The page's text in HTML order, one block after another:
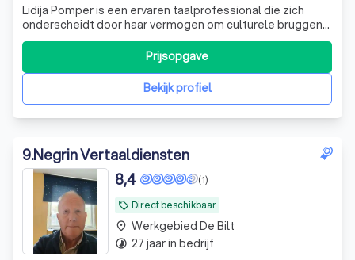
Lidija Pomper is een ervaren taalprofessional die zich
onderscheidt door haar vermogen om culturele bruggen
te slaan. Vanuit haar woonplaats Utrecht werkt ze in heel
Nederland en daarbuiten, en biedt ze een breed scala aan
taaldiensten aan. Of u nu zaken doet op de westelijke
Balkan, een meertalig cBekijk profiel
Prijsopgave
9.Negrin Vertaaldiensten
local_offer Direct beschikbaar
(1)
8,4
place Werkgebied De Bilt
timelapse 27 jaar in bedrijf